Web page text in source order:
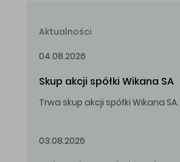
Aktualności
04.08.2026
Skup akcji spółki Wikana SA
03.08.2026